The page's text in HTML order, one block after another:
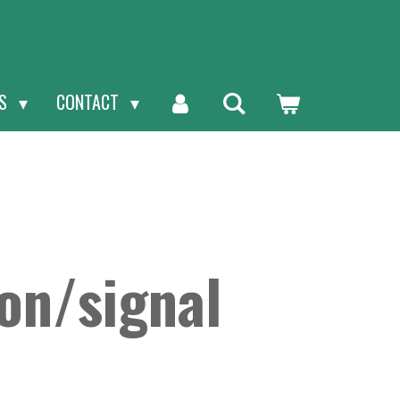
CONTACT
signal